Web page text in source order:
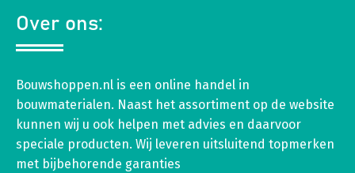
Over ons:
Bouwshoppen.nl is een online handel in
bouwmaterialen. Naast het assortiment op de website
kunnen wij u ook helpen met advies en daarvoor
speciale producten. Wij leveren uitsluitend topmerken
met bijbehorende garanties